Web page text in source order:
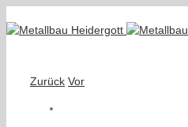
Zurück Vor